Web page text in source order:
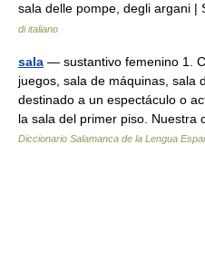
sala delle pompe, degli argani
di italiano
sala — sustantivo femenino 1.
juegos, sala de máquinas, sala
destinado a un espectáculo o
la sala del primer piso.
Diccionario Salamanca de la Lengua